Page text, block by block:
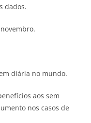
dados.
diária no mundo.
aos sem
nos casos de